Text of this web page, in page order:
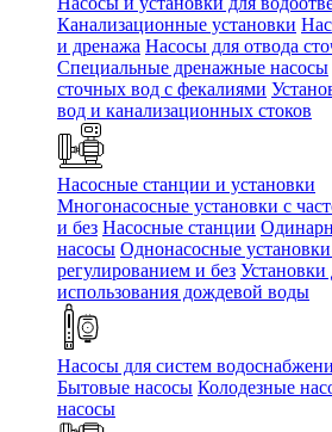
Канализационные установки
и дренажа Насосы для отвода
Специальные дренажные насосы
сточных вод c фекалиями
вод и канализационных стоков
Насосные станции и установки
Многонасосные установки с
и без Насосные станции
насосы Однонасосные
регулированием и без Установки
использования дождевой воды
Насосы для систем
Бытовые насосы Колодезные
насосы